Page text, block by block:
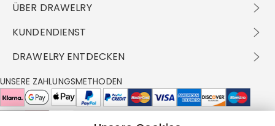
ÜBER DRAWELRY
Über Uns
DBG
FAQ
Cookie-Richtlinie
KUNDENDIENST
Versandbedingungen
Rückgabe & Umtausch
Pflegehinweis
DRAWELRY ENTDECKEN
Großhandelsangebot
Drawelry Prime
Bonusprogramm
UNSERE ZAHLUNGSMETHODEN